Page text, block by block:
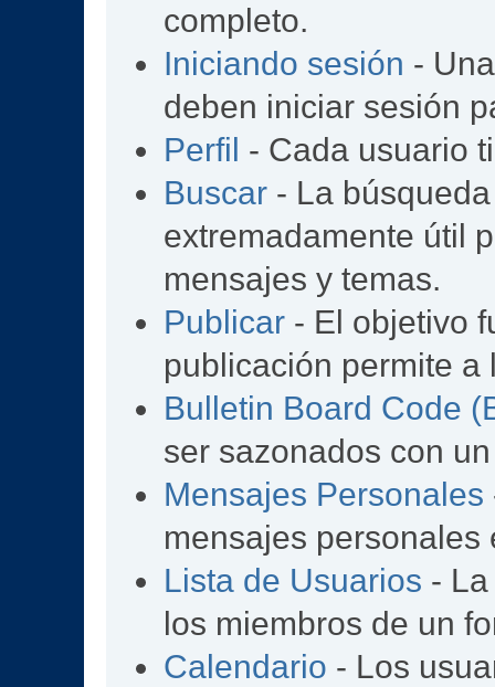
completo.
Iniciando sesión -
deben iniciar sesión
Perfil - Cada usuario
Buscar - La
extremadamente útil
mensajes y temas.
Publicar - El objetivo
publicación permite
Bulletin Board Code
ser sazonados con
Mensajes Personales
mensajes personales
Lista de Usuarios -
los miembros de un
Calendario - Los